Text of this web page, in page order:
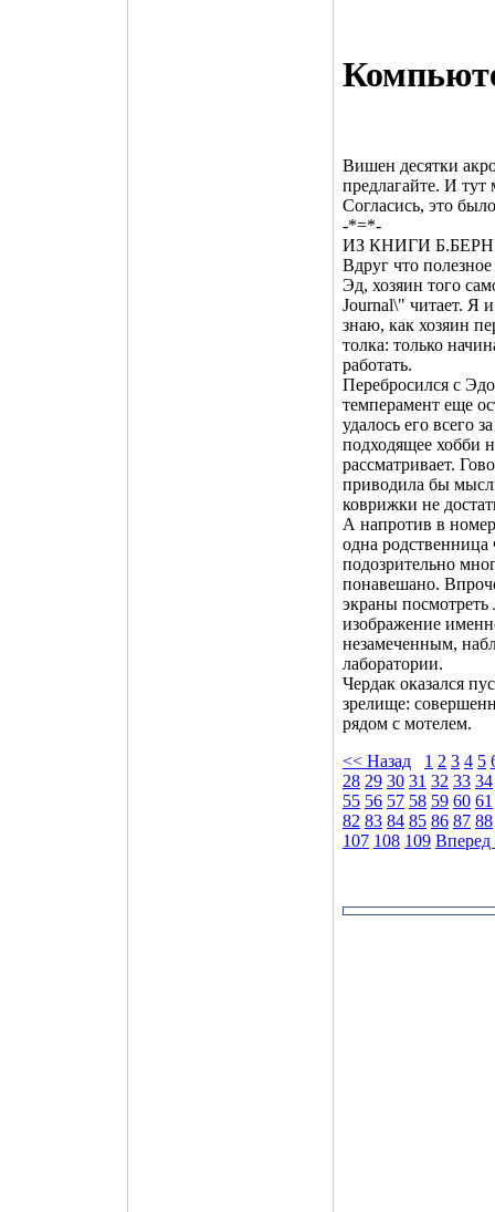
Вишен десятки
предлагайте. И тут
Согласись, это
-*=*-
ИЗ КНИГИ
Вдруг что
Эд, хозяин того
Journal\" читает. Я
знаю, как хозяин
толка: только
работать.
Перебросился с
темперамент еще
удалось его всего
подходящее хобби
рассматривает.
приводила бы
коврижки не
А напротив в
одна
подозрительно
понавешано.
экраны
изображение
незамеченным,
лаборатории.
Чердак оказался
зрелище:
рядом с мотелем.
<< Назад
1 2 3 4 5
28 29 30 31 32 33 34
55 56 57 58 59 60 61
82 83 84 85 86 87 88
107 108 109 Вперед